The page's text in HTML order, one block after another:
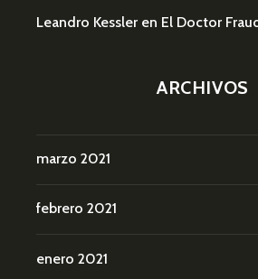
Leandro Kessler en El Doctor
ARCHIVOS
marzo 2021
febrero 2021
enero 2021